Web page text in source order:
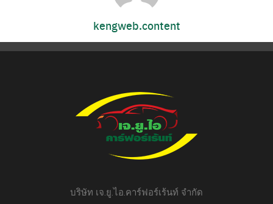
kengweb.content
บริษัท เจ.ยู.ไอ.คาร์ฟอร์เร้นท์ จำกัด